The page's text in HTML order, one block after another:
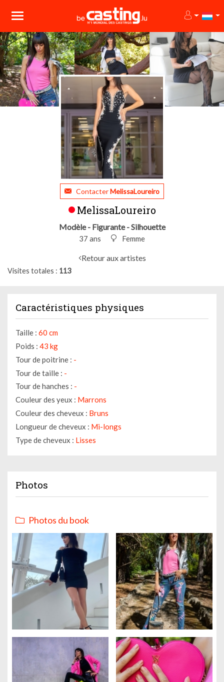
ContacterMelissaLoureiro
MelissaLoureiro
Modèle - Figurante - Silhouette
37 ans Femme
Retour aux artistes
Visites totales 113
Caractéristiques physiques
Taille : 60 cm
Poids : 43 kg
Tour de poitrine : -
Tour de taille : -
Tour de hanches : -
Couleur des yeux : Marrons
Couleur des cheveux : Bruns
Longueur de cheveux : Mi-longs
Type de cheveux : Lisses
Photos
Photos du book